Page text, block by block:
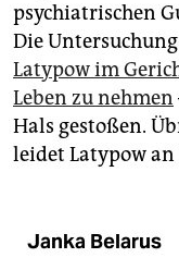
psychiatrischen
Die
Latypow im
Leben zu nehmen
Hals gestoßen.
leidet Latypow
Janka Belarus